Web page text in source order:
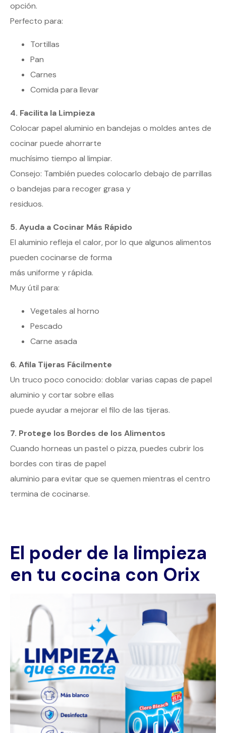
opción.
Perfecto para:
Tortillas
Pan
Carnes
Comida para llevar
4. Facilita la Limpieza
Colocar papel aluminio en bandejas o moldes antes de
cocinar puede ahorrarte
muchísimo tiempo al limpiar.
Consejo: También puedes colocarlo debajo de parrillas
o bandejas para recoger grasa y
residuos.
5. Ayuda a Cocinar Más Rápido
El aluminio refleja el calor, por lo que algunos alimentos
pueden cocinarse de forma
más uniforme y rápida.
Muy útil para:
Vegetales al horno
Pescado
Carne asada
6. Afila Tijeras Fácilmente
Un truco poco conocido: doblar varias capas de papel
aluminio y cortar sobre ellas
puede ayudar a mejorar el filo de las tijeras.
7. Protege los Bordes de los Alimentos
Cuando horneas un pastel o pizza, puedes cubrir los
bordes con tiras de papel
aluminio para evitar que se quemen mientras el centro
termina de cocinarse.
El poder de la limpieza
en tu cocina con Orix